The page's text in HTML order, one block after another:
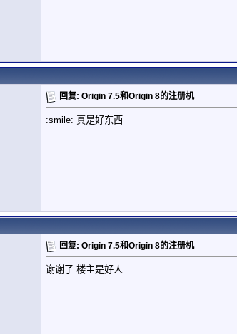
回复: Origin 7.5和Origin 8的注册机
:smile: 真是好东西
回复: Origin 7.5和Origin 8的注册机
谢谢了 楼主是好人